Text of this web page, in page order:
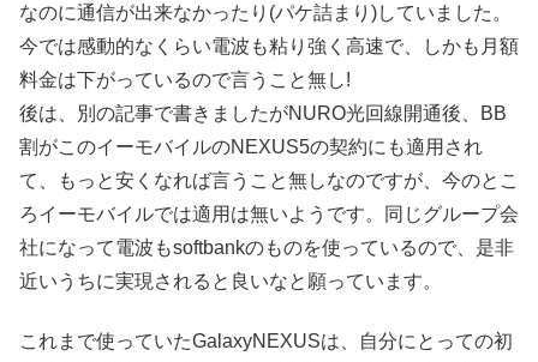
なのに通信が出来なかったり(パケ詰まり)していました。
今では感動的なくらい電波も粘り強く高速で、しかも月額
料金は下がっているので言うこと無し!
後は、別の記事で書きましたがNURO光回線開通後、BB
割がこのイーモバイルのNEXUS5の契約にも適用され
て、もっと安くなれば言うこと無しなのですが、今のとこ
ろイーモバイルでは適用は無いようです。同じグループ会
社になって電波もsoftbankのものを使っているので、是非
近いうちに実現されると良いなと願っています。
これまで使っていたGalaxyNEXUSは、自分にとっての初